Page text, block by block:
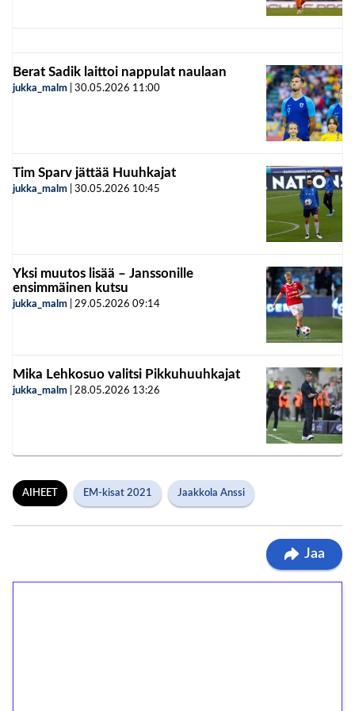
Berat Sadik laittoi nappulat naulaan
jukka_malm 30.05.2026 11:00
Tim Sparv jättää Huuhkajat
jukka_malm 30.05.2026 10:45
Yksi muutos lisää – Janssonille
ensimmäinen kutsu
jukka_malm 29.05.2026 09:14
Mika Lehkosuo valitsi Pikkuhuuhkajat
jukka_malm 28.05.2026 13:26
AIHEET EM-kisat 2021 Jaakkola Anssi
Jaa